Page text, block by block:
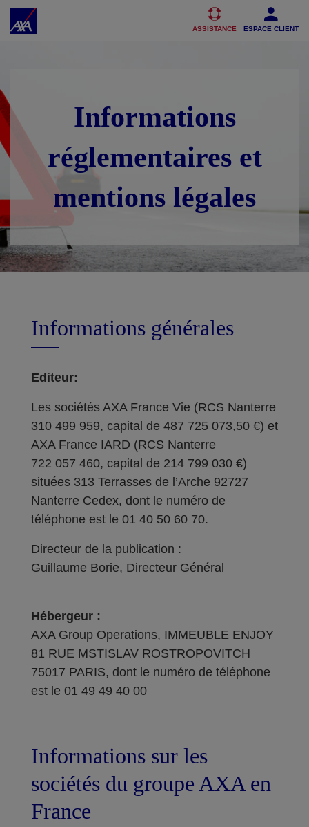
Accéder au Contenu Accéder au Pied de page
ASSISTANCE ESPACE CLIENT
Informations
réglementaires et
mentions légales
Informations générales
Editeur:
Les sociétés AXA France Vie (RCS Nanterre
310 499 959, capital de 487 725 073,50 €) et
AXA France IARD (RCS Nanterre
722 057 460, capital de 214 799 030 €)
situées 313 Terrasses de l’Arche 92727
Nanterre Cedex, dont le numéro de
téléphone est le 01 40 50 60 70.
Directeur de la publication :
Guillaume Borie, Directeur Général
Hébergeur :
AXA Group Operations, IMMEUBLE ENJOY
81 RUE MSTISLAV ROSTROPOVITCH
75017 PARIS, dont le numéro de téléphone
est le 01 49 49 40 00
Informations sur les
sociétés du groupe AXA en
France